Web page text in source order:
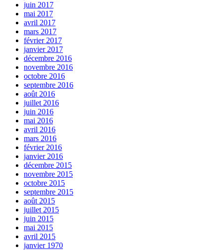
juin 2017
mai 2017
avril 2017
mars 2017
février 2017
janvier 2017
décembre 2016
novembre 2016
octobre 2016
septembre 2016
août 2016
juillet 2016
juin 2016
mai 2016
avril 2016
mars 2016
février 2016
janvier 2016
décembre 2015
novembre 2015
octobre 2015
septembre 2015
août 2015
juillet 2015
juin 2015
mai 2015
avril 2015
janvier 1970